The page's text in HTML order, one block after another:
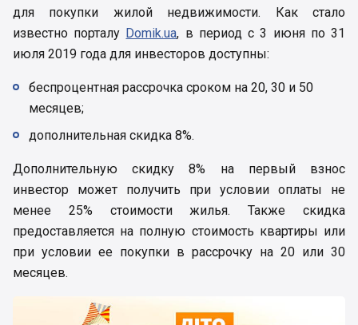
для покупки жилой недвижимости. Как стало
известно порталу Domik.ua, в период с 3 июня по 31
июля 2019 года для инвесторов доступны:
беспроцентная рассрочка сроком на 20, 30 и 50
месяцев;
дополнительная скидка 8%.
Дополнительную скидку 8% на первый взнос
инвестор может получить при условии оплаты не
менее 25% стоимости жилья. Также скидка
предоставляется на полную стоимость квартиры или
при условии ее покупки в рассрочку на 20 или 30
месяцев.